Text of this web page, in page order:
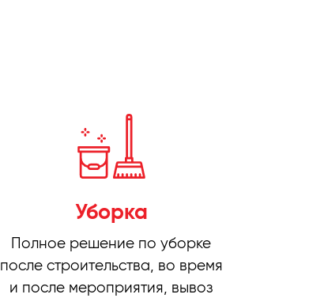
Уборка
Полное решение по уборке
после строительства, во время
и после мероприятия, вывоз